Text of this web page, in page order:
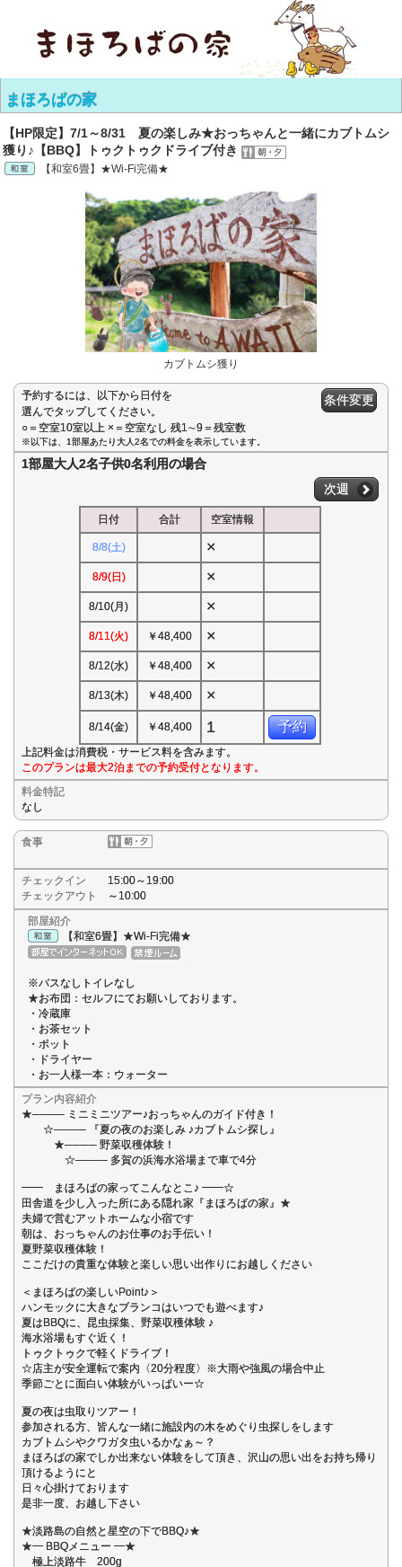
まほろばの家
【HP限定】7/1～8/31 夏の楽しみ★おっちゃんと一緒にカブトムシ
獲り♪【BBQ】トゥクトゥクドライブ付き
【和室6畳】★Wi-Fi完備★
カブトムシ獲り
予約するには、以下から日付を
選んでタップしてください。
○＝空室10室以上 ×＝空室なし 残1∼9＝残室数
条件変更
※以下は、1部屋あたり大人2名での料金を表示しています。
1部屋大人2名子供0名利用の場合
次週
日付 合計 空室情報
8/8(土) ×
8/9(日) ×
8/10(月) ×
8/11(火) ￥48,400 ×
8/12(水) ￥48,400 ×
8/13(木) ￥48,400 ×
8/14(金) ￥48,400 1 予約
上記料金は消費税・サービス料を含みます。
このプランは最大2泊までの予約受付となります。
料金特記
なし
食事
チェックイン
15:00～19:00
チェックアウト
～10:00
部屋紹介
【和室6畳】★Wi-Fi完備★
※バスなしトイレなし
★お布団：セルフにてお願いしております。
・冷蔵庫
・お茶セット
・ポット
・ドライヤー
・お一人様一本：ウォーター
プラン内容紹介
★──── ミニミニツアー♪おっちゃんのガイド付き！
☆──── 『夏の夜のお楽しみ ♪カブトムシ探し』
★──── 野菜収穫体験！
☆──── 多賀の浜海水浴場まで車で4分
━━ まほろばの家ってこんなとこ♪ ━━☆
田舎道を少し入った所にある隠れ家『まほろばの家』★
夫婦で営むアットホームな小宿です
朝は、おっちゃんのお仕事のお手伝い！
夏野菜収穫体験！
ここだけの貴重な体験と楽しい思い出作りにお越しください
＜まほろばの楽しいPoint♪＞
ハンモックに大きなブランコはいつでも遊べます♪
夏はBBQに、昆虫採集、野菜収穫体験 ♪
海水浴場もすぐ近く！
トゥクトゥクで軽くドライブ！
☆店主が安全運転で案内〈20分程度〉※大雨や強風の場合中止
季節ごとに面白い体験がいっぱいー☆
夏の夜は虫取りツアー！
参加される方、皆んな一緒に施設内の木をめぐり虫探しをします
カブトムシやクワガタ虫いるかなぁ～？
まほろばの家でしか出来ない体験をして頂き、沢山の思い出をお持ち帰り
頂けるようにと
日々心掛けております
是非一度、お越し下さい
★淡路島の自然と星空の下でBBQ♪★
★━ BBQメニュー ━★
極上淡路牛 200g